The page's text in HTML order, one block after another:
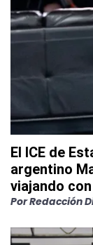
El ICE de
argentino
viajando
PorRedacción